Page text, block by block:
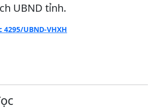
UBND tỉnh.
UBND-VHXH